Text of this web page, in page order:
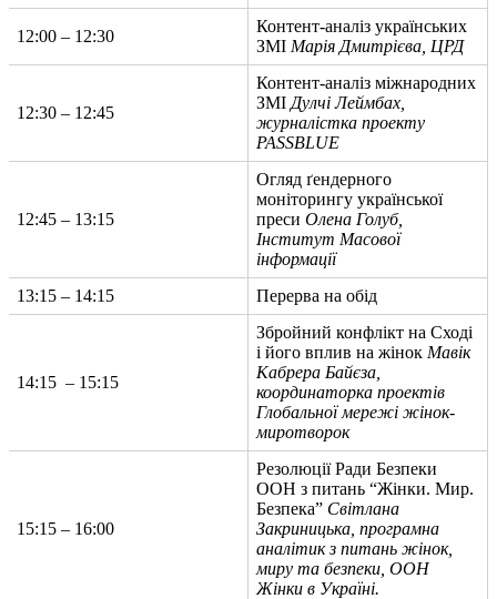
12:00 – 12:30
Контент-аналіз українських
ЗМІ Марія Дмитрієва, ЦРД
12:30 – 12:45
Контент-аналіз міжнародних
ЗМІ Дулчі Леймбах,
журналістка проекту
PASSBLUE
12:45 – 13:15
Огляд ґендерного
моніторингу української
преси Олена Голуб,
Інститут Масової
інформації
13:15 – 14:15
Перерва на обід
14:15 – 15:15
Збройний конфлікт на Сході
і його вплив на жінок Мавік
Кабрера Байєза,
координаторка проектів
Глобальної мережі жінок-
миротворок
15:15 – 16:00
Резолюції Ради Безпеки
ООН з питань “Жінки. Мир.
Безпека” Світлана
Закриницька, програмна
аналітик з питань жінок,
миру та безпеки, ООН
Жінки в Україні.